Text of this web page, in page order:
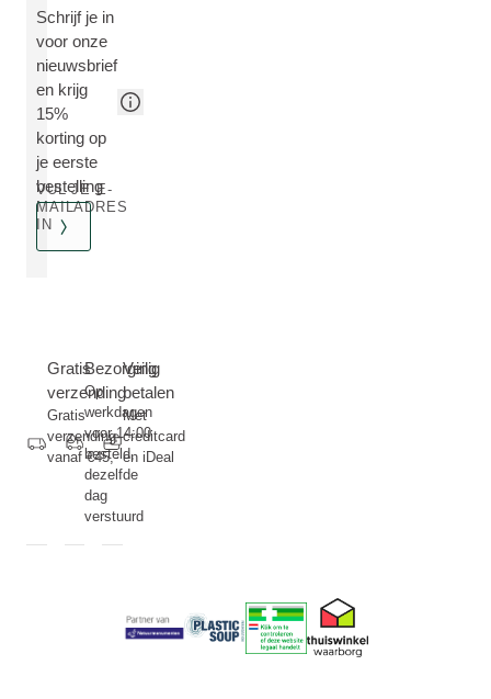
Schrijf je in
voor onze
nieuwsbrief
en krijg
15%
korting op
je eerste
bestelling
VUL JE E-
MAILADRES
IN
Gratis
verzending
Gratis
verzending
vanaf €45,-
Bezorging
Op
werkdagen
voor 14:00
besteld,
dezelfde
dag
verstuurd
Veilig
betalen
Met
creditcard
en iDeal